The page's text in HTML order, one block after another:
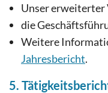
Unser erweiterter
die
Weitere
Jahresbericht.
5.